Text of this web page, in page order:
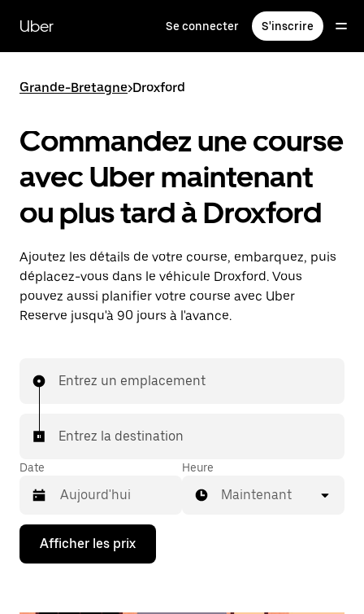
contenu
principal
Uber Se connecter S'inscrire
Grande-Bretagne>Droxford
Commandez une course
avec Uber maintenant
ou plus tard à Droxford
Ajoutez les détails de votre course, embarquez, puis
déplacez-vous dans le véhicule Droxford. Vous
pouvez aussi planifier votre course avec Uber
Reserve jusqu'à 90 jours à l'avance.
Entrez un emplacement
Entrez la destination
Date
Appuyez
la
Heure
Maintenant
Afficher les prix